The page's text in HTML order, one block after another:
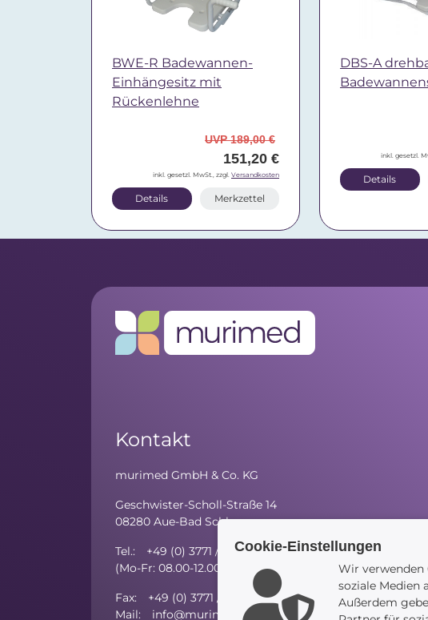
BWE-R Badewannen-
Einhängesitz mit
Rückenlehne
UVP 189,00 €
151,20 €
inkl. gesetzl. MwSt., zzgl. Versandkosten
Details Merkzettel
DBS-A
inkl. gesetzl.
Details
Kontakt
murimed GmbH & Co. KG
Geschwister-Scholl-Straße 14
08280 Aue-Bad Schlema
Tel.: +49 (0) 3771 / 59 81 - 10
(Mo-Fr: 08.00-12.00 Uhr; Mo/Di/Do: 13.00-15.00 Uhr)
Fax: +49 (0) 3771 / 27 52 97 - 5
Mail: info@murimed.de
Cookie-Einstellungen
Wir verwenden
soziale Medien
Außerdem